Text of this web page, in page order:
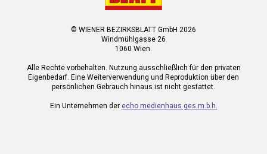
© WIENER BEZIRKSBLATT GmbH 2026
Windmühlgasse 26
1060 Wien.
Alle Rechte vorbehalten. Nutzung ausschließlich für den privaten
Eigenbedarf. Eine Weiterverwendung und Reproduktion über den
persönlichen Gebrauch hinaus ist nicht gestattet.
Ein Unternehmen der echo medienhaus ges.m.b.h.